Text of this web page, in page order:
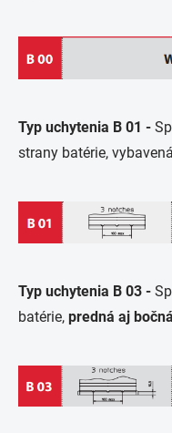
Typ uchytenia B 01 -
strany batérie, vybavená
Typ uchytenia B 03 -
batérie, predná aj bočná